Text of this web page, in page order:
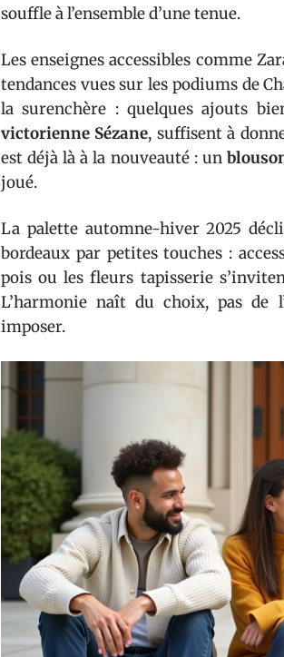
souffle à l’ensemble d’une tenue.
Les enseignes accessibles comme
tendances vues sur les podiums de
la surenchère : quelques ajouts
victorienne Sézane, suffisent à
est déjà là à la nouveauté : un
joué.
La palette automne-hiver 2025
bordeaux par petites touches :
pois ou les fleurs tapisserie
L’harmonie naît du choix, pas de
imposer.